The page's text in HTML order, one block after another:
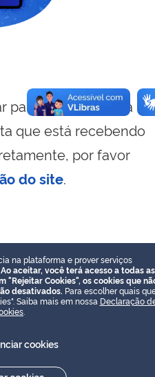
para visualizar essa
que está recebendo
por favor
do site.
na plataforma e prover serviços
Ao aceitar, você terá acesso a todas as
"Rejeitar Cookies", os cookies que
desativados. Para escolher quais
Saiba mais em nossa Declaração
cookies